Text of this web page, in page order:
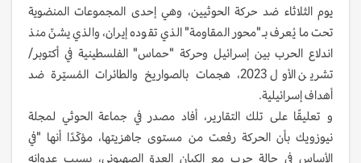
يوم الثلاثاء ضد حركة الحوثيين، وهي إحدى المجموعات المنضوية
تحت ما يُعرف بـ"محور المقاومة" الذي تقوده إيران، والذي يشنّ منذ
اندلاع الحرب بين إسرائيل وحركة "حماس" الفلسطينية في أكتوبر/
تشرين الأول 2023، هجمات بالصواريخ والطائرات المُسيّرة ضد
أهداف إسرائيلية.
و تعليقًا على تلك التقارير، أفاد مصدر في جماعة الحوثي لمجلة
نيوزويك بأن الحركة رفعت من مستوى جاهزيتها، مؤكّدًا أنها "في
الأساس في حالة حرب مع الكيان العدوّ الصهيوني، بسبب عدوانه